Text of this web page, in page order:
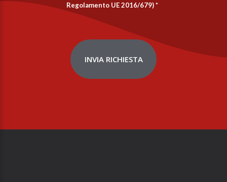
Regolamento UE 2016/679)*
INVIA RICHIESTA